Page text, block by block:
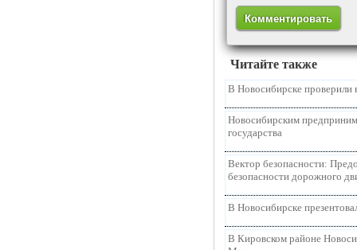
Читайте также
В Новосибирске проверили
Новосибирским
государства
Вектор безопасности:
безопасности дорожного
В Новосибирске
В Кировском районе